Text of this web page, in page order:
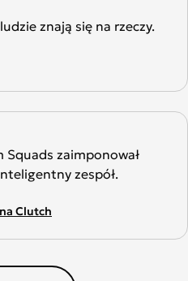
znają się na rzeczy.
zaimponował
zespół.
Clutch